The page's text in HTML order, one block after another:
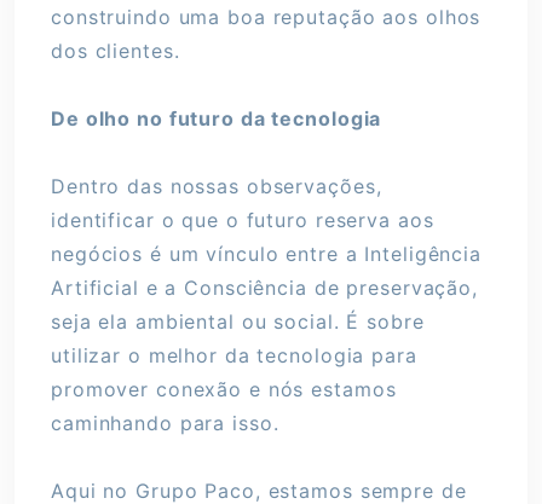
construindo uma boa reputação aos olhos
dos clientes.
De olho no futuro da tecnologia
Dentro das nossas observações,
identificar o que o futuro reserva aos
negócios é um vínculo entre a Inteligência
Artificial e a Consciência de preservação,
seja ela ambiental ou social. É sobre
utilizar o melhor da tecnologia para
promover conexão e nós estamos
caminhando para isso.
Aqui no Grupo Paco, estamos sempre de